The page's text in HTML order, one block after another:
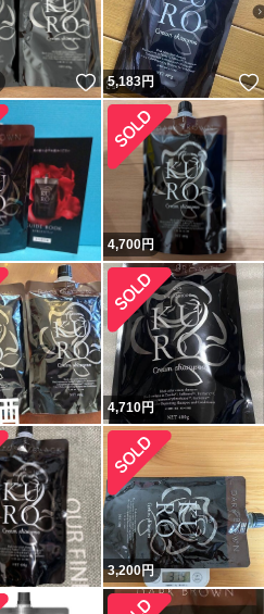
いいね！
5,183円
4,700円
4,710円
3,200円